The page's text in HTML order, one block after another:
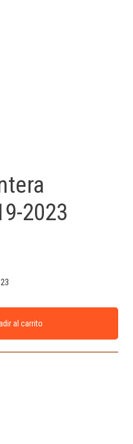
2023
al carrito